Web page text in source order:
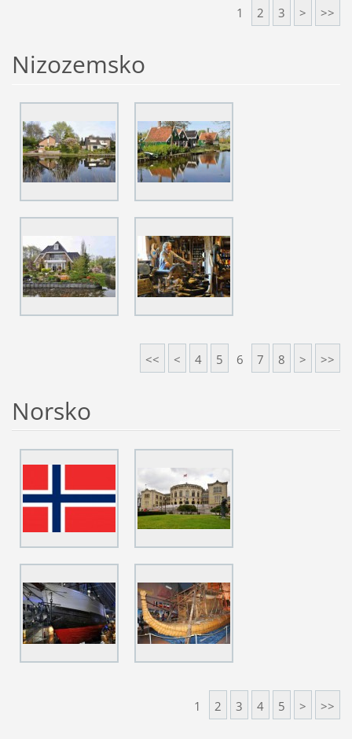
1 2 3 > >>
Nizozemsko
<< < 4 5 6 7 8 > >>
Norsko
1 2 3 4 5 > >>